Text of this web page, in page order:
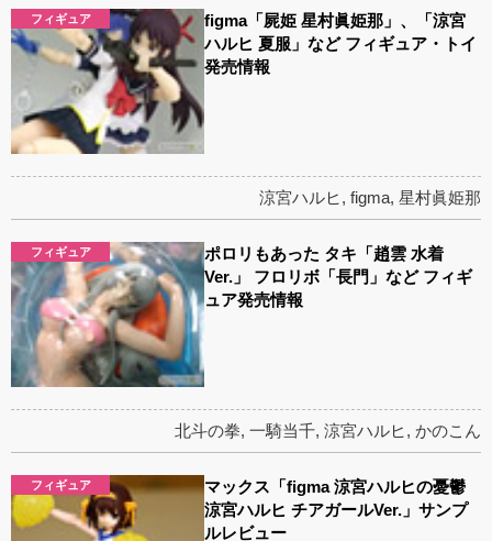
フィギュア
figma「屍姫 星村眞姫那」、「涼宮
ハルヒ 夏服」など フィギュア・トイ
発売情報
涼宮ハルヒ , figma, 星村眞姫那
フィギュア
ポロリもあった タキ「趙雲 水着
Ver.」 フロリボ「長門」など フィギ
ュア発売情報
北斗の拳, 一騎当千, 涼宮ハルヒ, かのこん
フィギュア
マックス「figma 涼宮ハルヒの憂鬱
涼宮ハルヒ チアガールVer.」サンプ
ルレビュー